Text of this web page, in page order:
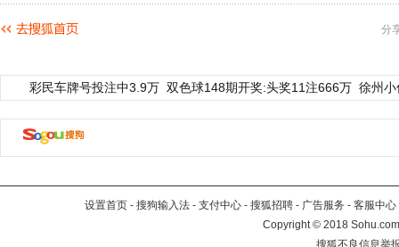
分
彩民车牌号投注中3.9万 双色球148期开奖:头奖11注666万 徐州
设置首页 - 搜狗输入法 - 支付中心 - 搜狐招聘 - 广告服务 - 客服中心
Copyright©2018
搜狐不良信息举